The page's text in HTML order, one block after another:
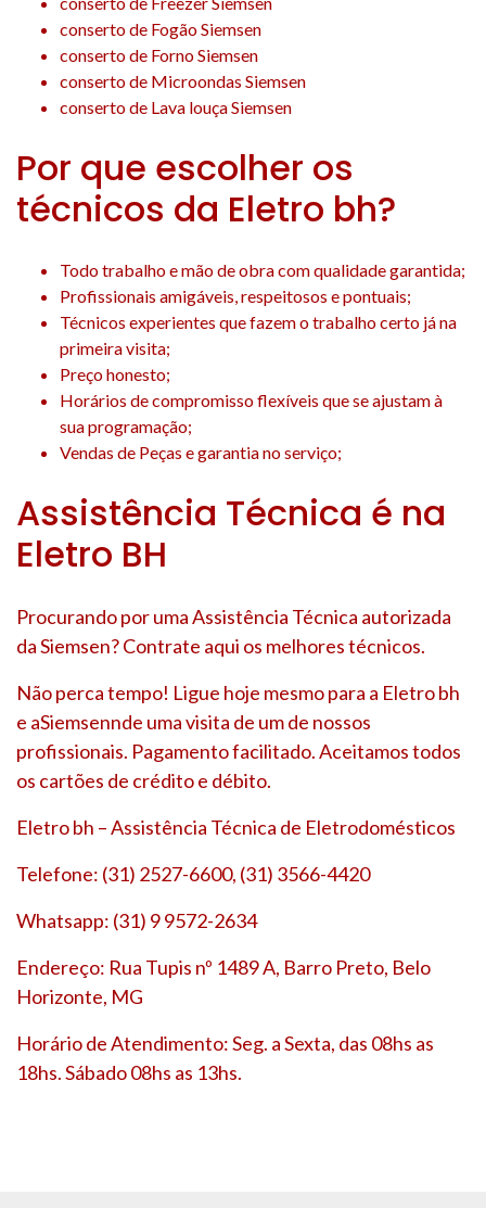
conserto de Fogão Siemsen
conserto de Forno Siemsen
conserto de Microondas Siemsen
conserto de Lava louça Siemsen
Por que escolher os
técnicos da Eletro bh?
Todo trabalho e mão de obra com qualidade garantida;
Profissionais amigáveis, respeitosos e pontuais;
Técnicos experientes que fazem o trabalho certo já na
primeira visita;
Preço honesto;
Horários de compromisso flexíveis que se ajustam à
sua programação;
Vendas de Peças e garantia no serviço;
Assistência Técnica é na
Eletro BH
Procurando por uma Assistência Técnica autorizada
da Siemsen? Contrate aqui os melhores técnicos.
Não perca tempo! Ligue hoje mesmo para a Eletro bh
e aSiemsennde uma visita de um de nossos
profissionais. Pagamento facilitado. Aceitamos todos
os cartões de crédito e débito.
Eletro bh – Assistência Técnica de Eletrodomésticos
Telefone: (31) 2527-6600, (31) 3566-4420
Whatsapp: (31) 9 9572-2634
Endereço: Rua Tupis nº 1489 A, Barro Preto, Belo
Horizonte, MG
Horário de Atendimento: Seg. a Sexta, das 08hs as
18hs. Sábado 08hs as 13hs.